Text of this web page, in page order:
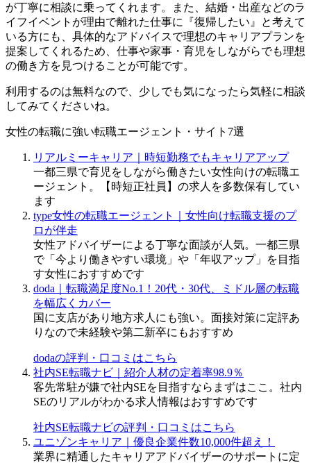
が丁寧に相談に乗ってくれます。また、結婚・出産などのラ
イフイベントが理由で離れた仕事に『復帰したい』と考えて
いる方にも、具体的なアドバイスで理想のキャリアプランを
提案してくれるため、 仕事や家事・育児をしながらでも理想
の働き方を見つけることが可能です。
利用するのは無料なので、少しでも気になったら気軽に相談
してみてくださいね。
女性の転職に強い転職エージェント・サイト7選
リアルミーキャリア｜時短勤務でもキャリアアップ
一都三県で育児をしながら働きたい女性向けの転職エ
ージェント。【時短正社員】の求人を多数保有してい
ます
type女性の転職エージェント｜女性向け転職支援のプ
ロが伴走
女性アドバイザーによる丁寧な面談が人気。一都三県
で「今より働きやすい環境」や「年収アップ」を目指
す女性におすすめです
doda｜転職満足度No.1！20代・30代、ミドル層の転職
を幅広くカバー
国に支店があり地方求人にも強い。面接対策に定評あ
りなので未経験や第二新卒にもおすすめ
dodaの評判・口コミはこちら
社内SE転職ナビ｜紹介人材の定着率98.9％
客先常駐が嫌で社内SEを目指すならまずはここ。社内
SEのリアルがわかる求人情報はおすすめです
社内SE転職ナビの評判・口コミはこちら
ユニゾンキャリア｜優良企業件数10,000件超え！
業界に精通したキャリアアドバイザーのサポートに定